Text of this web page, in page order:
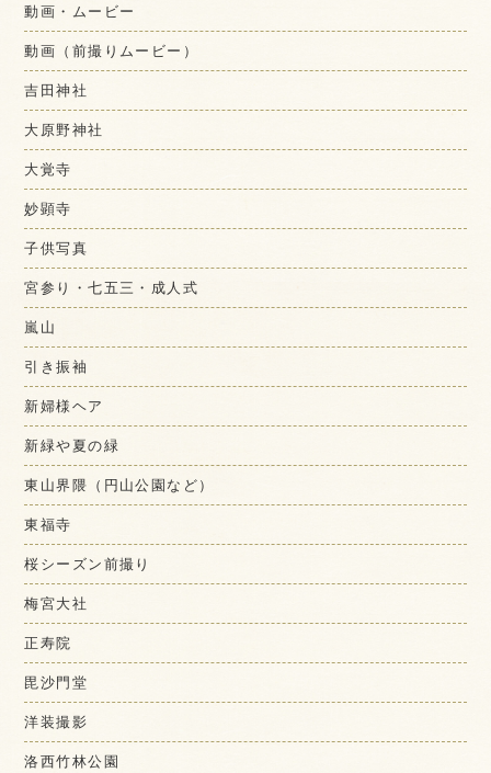
動画・ムービー
動画（前撮りムービー）
吉田神社
大原野神社
大覚寺
妙顕寺
子供写真
宮参り・七五三・成人式
嵐山
引き振袖
新婦様ヘア
新緑や夏の緑
東山界隈（円山公園など）
東福寺
桜シーズン前撮り
梅宮大社
正寿院
毘沙門堂
洋装撮影
洛西竹林公園